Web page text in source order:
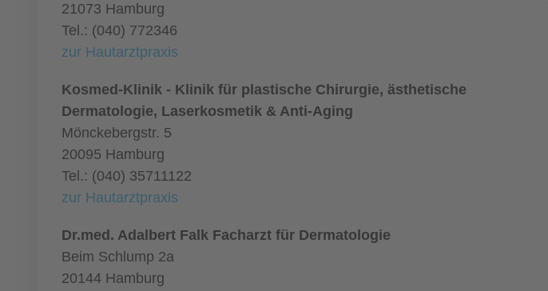
21073 Hamburg
Tel.: (040) 772346
zur Hautarztpraxis
Kosmed-Klinik - Klinik für plastische Chirurgie, ästhetische
Dermatologie, Laserkosmetik & Anti-Aging
Mönckebergstr. 5
20095 Hamburg
Tel.: (040) 35711122
zur Hautarztpraxis
Dr.med. Adalbert Falk Facharzt für Dermatologie
Beim Schlump 2a
20144 Hamburg